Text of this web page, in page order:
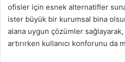
ofisler için esnek alternatifler
ister büyük bir kurumsal bina
alana uygun çözümler
artırırken kullanıcı konforunu da